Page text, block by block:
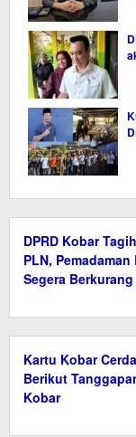
DPRD Kobar
PLN,
Segera Berkurang
Kartu Kobar
Berikut
Kobar